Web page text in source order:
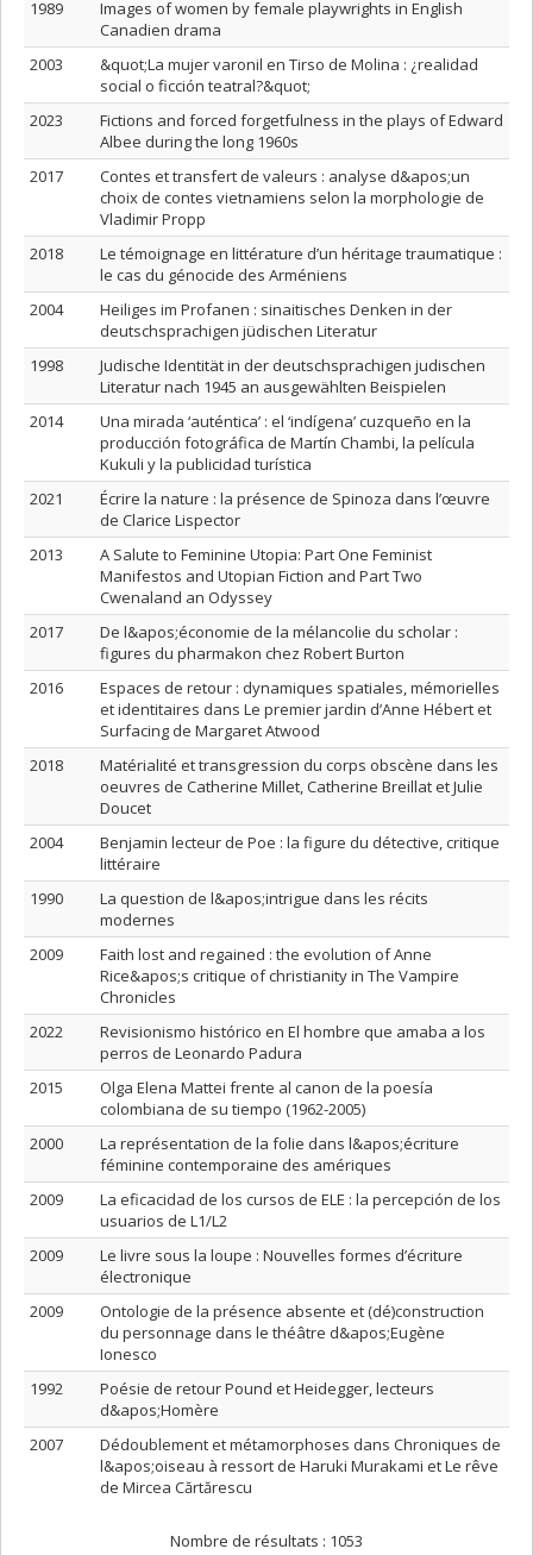
1989
Images of women by female playwrights in English
Canadien drama
2003
&quot;La mujer varonil en Tirso de Molina : ¿realidad
social o ficción teatral?&quot;
2023
Fictions and forced forgetfulness in the plays of Edward
Albee during the long 1960s
2017
Contes et transfert de valeurs : analyse d&apos;un
choix de contes vietnamiens selon la morphologie de
Vladimir Propp
2018
Le témoignage en littérature d’un héritage traumatique :
le cas du génocide des Arméniens
2004
Heiliges im Profanen : sinaitisches Denken in der
deutschsprachigen jüdischen Literatur
1998
Judische Identität in der deutschsprachigen judischen
Literatur nach 1945 an ausgewählten Beispielen
2014
Una mirada ‘auténtica’ : el ‘indígena’ cuzqueño en la
producción fotográfica de Martín Chambi, la película
Kukuli y la publicidad turística
2021
Écrire la nature : la présence de Spinoza dans l’œuvre
de Clarice Lispector
2013
A Salute to Feminine Utopia: Part One Feminist
Manifestos and Utopian Fiction and Part Two
Cwenaland an Odyssey
2017
De l&apos;économie de la mélancolie du scholar :
figures du pharmakon chez Robert Burton
2016
Espaces de retour : dynamiques spatiales, mémorielles
et identitaires dans Le premier jardin d’Anne Hébert et
Surfacing de Margaret Atwood
2018
Matérialité et transgression du corps obscène dans les
oeuvres de Catherine Millet, Catherine Breillat et Julie
Doucet
2004
Benjamin lecteur de Poe : la figure du détective, critique
littéraire
1990
La question de l&apos;intrigue dans les récits
modernes
2009
Faith lost and regained : the evolution of Anne
Rice&apos;s critique of christianity in The Vampire
Chronicles
2022
Revisionismo histórico en El hombre que amaba a los
perros de Leonardo Padura
2015
Olga Elena Mattei frente al canon de la poesía
colombiana de su tiempo (1962-2005)
2000
La représentation de la folie dans l&apos;écriture
féminine contemporaine des amériques
2009
La eficacidad de los cursos de ELE : la percepción de los
usuarios de L1/L2
2009
Le livre sous la loupe : Nouvelles formes d’écriture
électronique
2009
Ontologie de la présence absente et (dé)construction
du personnage dans le théâtre d&apos;Eugène
Ionesco
1992
Poésie de retour Pound et Heidegger, lecteurs
d&apos;Homère
2007
Dédoublement et métamorphoses dans Chroniques de
l&apos;oiseau à ressort de Haruki Murakami et Le rêve
de Mircea Cărtărescu
Nombre de résultats : 1053